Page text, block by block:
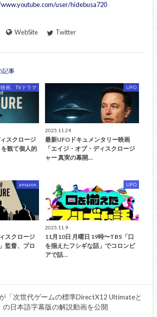
user/hidebusa720
WebSite Twitter
記事
映画、TVドラマ
スクロージ
を観て個人的
UFO
2025.11.24
最新UFOドキュメンタリー映画
「エイジ・オブ・ディスクロージ
ャー 真実の幕開…
amazon
スクロージ
監督、プロ
UFO
2025.11.9
11月10日 月曜日 19時〜TBS「口
を揃えたフシギな話」でコロンビ
アで話…
「次世代ゲームの標準DirectX12 Ultimateと
の日本語字幕版の解説動画を公開